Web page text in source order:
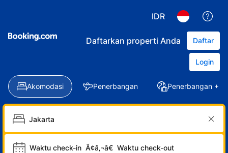
IDR
Daftarkan properti Anda Daftar
Login
Akomodasi Penerbangan Penerbangan +
Waktu check-in Ã¢â‚¬â€ Waktu check-out